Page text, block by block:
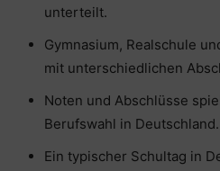
unterteilt.
Gymnasium, Realschule
mit unterschiedlichen
Noten und Abschlüsse
Berufswahl in Deutschland.
Ein typischer Schultag in